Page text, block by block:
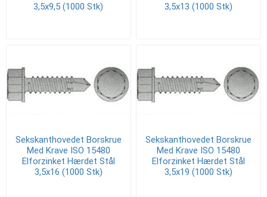
3,5x9,5 (1000 Stk)
3,5x13 (1000 Stk)
Sekskanthovedet Borskrue
Med Krave ISO 15480
Elforzinket Hærdet Stål
3,5x16 (1000 Stk)
Sekskanthovedet Borskrue
Med Krave ISO 15480
Elforzinket Hærdet Stål
3,5x19 (1000 Stk)